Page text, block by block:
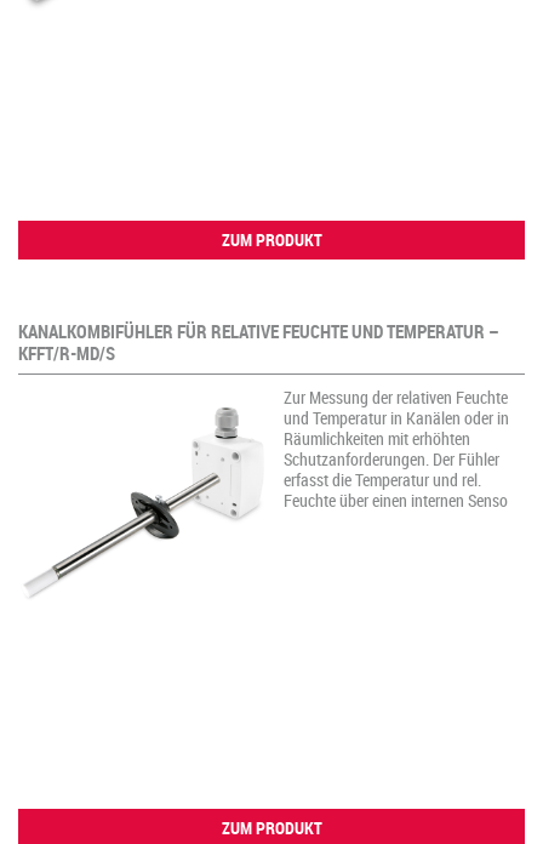
ZUM PRODUKT
KANALKOMBIFÜHLER FÜR RELATIVE FEUCHTE UND TEMPERATUR –
KFFT/R-MD/S
Zur Messung der relativen Feuchte
und Temperatur in Kanälen oder in
Räumlichkeiten mit erhöhten
Schutzanforderungen. Der Fühler
erfasst die Temperatur und rel.
Feuchte über einen internen Senso
ZUM PRODUKT